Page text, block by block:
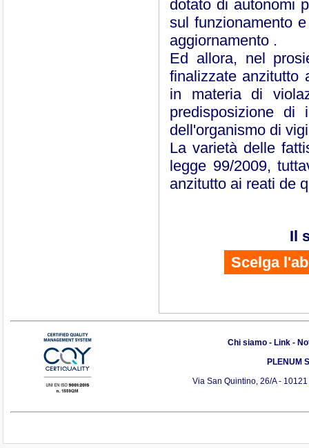
dotato di autonomi
sul funzionamento
aggiornamento .
Ed allora, nel
finalizzate anzitutto
in materia di
predisposizione di
dell'organismo di
La varietà delle
legge 99/2009,
anzitutto ai reati de
Il
Scelga
Chi siamo - Link -
PLENUM
Via San Quintino, 26/A -